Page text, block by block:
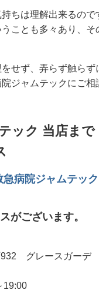
ちは理解出来るので
ことも多々あり、そ
せず、弄らず触らず
ジャムテックにご相
ック 当店まで
急病院ジャムテック
がございます。
グレースガーデ
19:00